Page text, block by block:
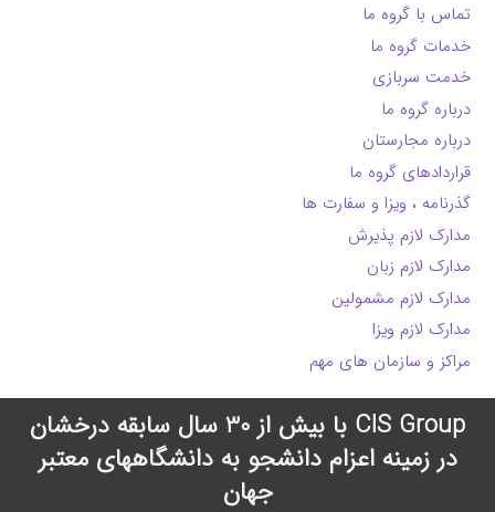
تماس با گروه ما
خدمات گروه ما
خدمت سربازی
درباره گروه ما
درباره مجارستان
قراردادهای گروه ما
گذرنامه ، ویزا و سفارت ها
مدارک لازم پذیرش
مدارک لازم زبان
مدارک لازم مشمولین
مدارک لازم ویزا
مراکز و سازمان های مهم
CIS Group با بیش از 30 سال سابقه درخشان
در زمینه اعزام دانشجو به دانشگاههای معتبر
جهان